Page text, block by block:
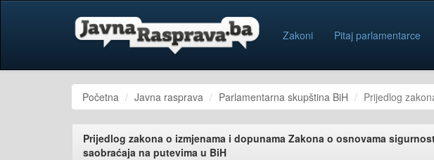
Zakoni Pitaj parlamentarce
Početna Javna rasprava Parlamentarna skupština BiH Prijedlog
Prijedlog zakona o izmjenama i dopunama Zakona o osnovama
saobraćaja na putevima u BiH